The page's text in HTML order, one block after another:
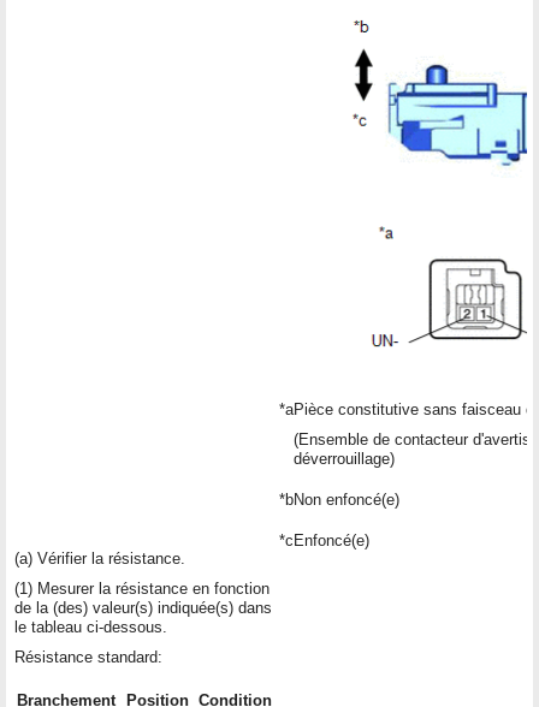
(a) Vérifier la résistance.
(1) Mesurer la résistance en fonction
de la (des) valeur(s) indiquée(s) dans
le tableau ci-dessous.
Résistance standard:
Branchement Position Condition
*aPièce constitutive sans faisceau
(Ensemble de contacteur
déverrouillage)
*bNon enfoncé(e)
*c Enfoncé(e)